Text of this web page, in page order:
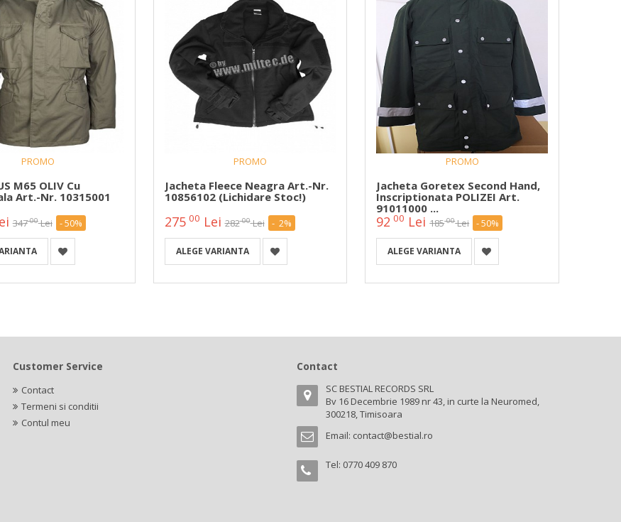
PROMO
M65 OLIV Cu
Art.-Nr. 10315001
34700 Lei - 50%
PROMO
Jacheta Fleece Neagra Art.-Nr.
10856102 (Lichidare Stoc!)
275 00 Lei 28200 Lei - 2%
ALEGE VARIANTA
PROMO
Jacheta Goretex Second Hand,
Inscriptionata POLIZEI Art.
91011000 ...
92 00 Lei 18500 Lei - 50%
ALEGE VARIANTA
Customer Service
Contact
Termeni si conditii
Contul meu
Contact
SC BESTIAL RECORDS SRL
Bv 16 Decembrie 1989 nr 43, in curte la Neuromed,
300218, Timisoara
Email: contact@bestial.ro
Tel: 0770 409 870